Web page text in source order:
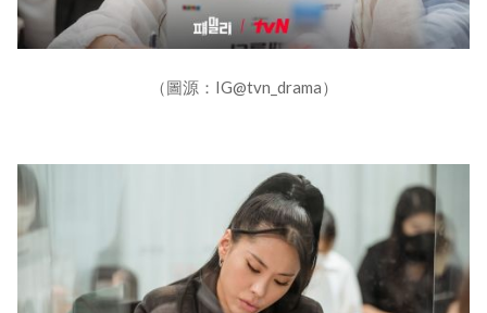
（圖源：IG@tvn_drama）